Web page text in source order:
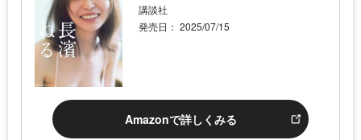
講談社
発売日： 2025/07/15
Amazonで詳しくみる